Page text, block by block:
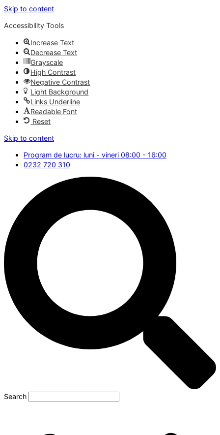
Skip to content
Accessibility Tools
Increase Text
Decrease Text
Grayscale
High Contrast
Negative Contrast
Light Background
Links Underline
Readable Font
Reset
Skip to content
Program de lucru: luni - vineri 08:00 - 16:00
0232 720 310
Search